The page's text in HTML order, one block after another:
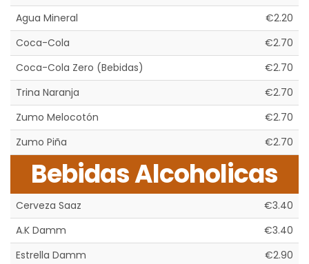
Agua Mineral
€2.20
Coca-Cola
€2.70
Coca-Cola Zero (Bebidas)
€2.70
Trina Naranja
€2.70
Zumo Melocotón
€2.70
Zumo Piña
€2.70
Bebidas Alcoholicas
Cerveza Saaz
€3.40
A.K Damm
€3.40
Estrella Damm
€2.90